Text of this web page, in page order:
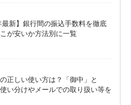
最新】銀行間の振込手数料を徹底
が安いか方法別に一覧
の正しい使い方は？「御中」と
使い分けやメールでの取り扱い等を